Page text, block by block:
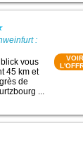
:
vous
45 km et
de
...
VOIR